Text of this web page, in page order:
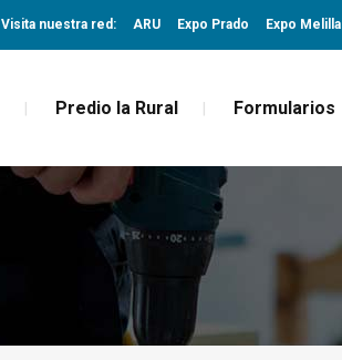
Visita nuestra red: ARU Expo Prado Expo Melilla
Predio la Rural Formularios